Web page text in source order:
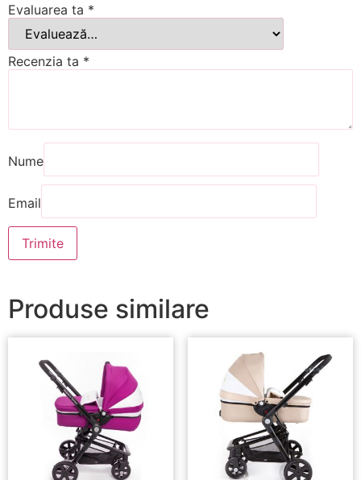
Evaluarea ta *
Recenzia ta *
Nume
Email
Produse similare